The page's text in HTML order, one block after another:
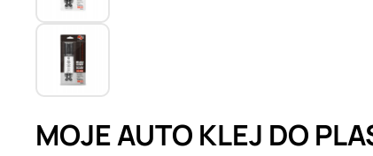
MOJE AUTO KLEJ DO